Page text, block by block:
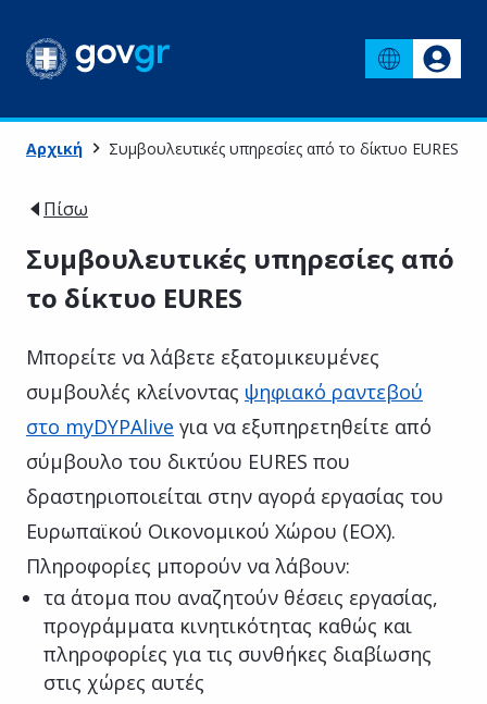
Αρχική Συμβουλευτικές υπηρεσίες από το δίκτυο EURES
Πίσω
Συμβουλευτικές υπηρεσίες από
το δίκτυο EURES
Mπορείτε να λάβετε εξατομικευμένες
συμβουλές κλείνοντας ψηφιακό ραντεβού
στο myDYPAlive για να εξυπηρετηθείτε από
σύμβουλο του δικτύου EURES που
δραστηριοποιείται στην αγορά εργασίας του
Ευρωπαϊκού Οικονομικού Χώρου (ΕΟΧ).
Πληροφορίες μπορούν να λάβουν:
τα άτομα που αναζητούν θέσεις εργασίας,
προγράμματα κινητικότητας καθώς και
πληροφορίες για τις συνθήκες διαβίωσης
στις χώρες αυτές